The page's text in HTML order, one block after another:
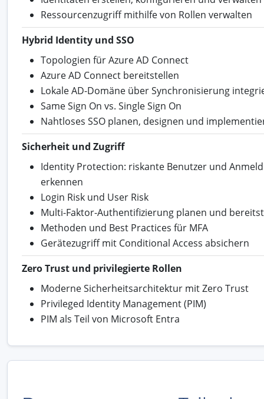
Ressourcenzugriff mithilfe von Rollen verwalten
Hybrid Identity und SSO
Topologien für Azure AD Connect
Azure AD Connect bereitstellen
Lokale AD-Domäne über Synchronisierung
Same Sign On vs. Single Sign On
Nahtloses SSO planen, designen und
Sicherheit und Zugriff
Identity Protection: riskante Benutzer und
erkennen
Login Risk und User Risk
Multi-Faktor-Authentifizierung planen und
Methoden und Best Practices für MFA
Gerätezugriff mit Conditional Access absichern
Zero Trust und privilegierte Rollen
Moderne Sicherheitsarchitektur mit Zero Trust
Privileged Identity Management (PIM)
PIM als Teil von Microsoft Entra